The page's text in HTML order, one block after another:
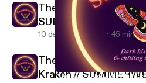
The dark history of
The dark history of
SUMMERWEEN day
10 de ago de 2023 45 min
The dark history of
Kraken //